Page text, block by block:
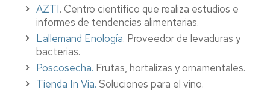
AZTI. Centro científico que realiza estudios e
informes de tendencias alimentarias.
Lallemand Enología. Proveedor de levaduras y
bacterias.
Poscosecha. Frutas, hortalizas y ornamentales.
Tienda In Via. Soluciones para el vino.